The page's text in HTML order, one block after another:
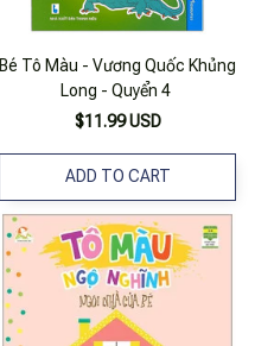
Bé Tô Màu - Vương Quốc Khủng
Long - Quyển 4
$11.99 USD
ADD TO CART